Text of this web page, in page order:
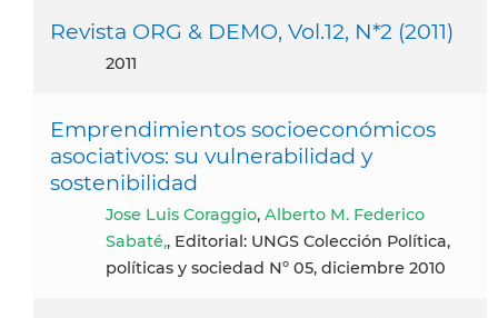
Revista ORG & DEMO, Vol.12, N*2 (2011)
2011
Emprendimientos socioeconómicos
asociativos: su vulnerabilidad y
sostenibilidad
Jose Luis Coraggio, Alberto M. Federico
Sabaté,, Editorial: UNGS Colección Política,
políticas y sociedad Nº 05, diciembre 2010